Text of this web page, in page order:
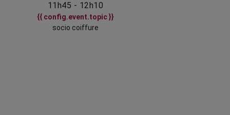
11h45 - 12h10
{{ config.event.topic }}
socio coiffure